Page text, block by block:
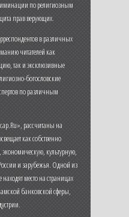
по религиозным
прав верующих.
в различных
читателей как
так и эксклюзивные
богословские
по различным
рассчитаны на
как собственно
культурную,
и зарубежья. Одной из
место на страницах
банковской сферы,